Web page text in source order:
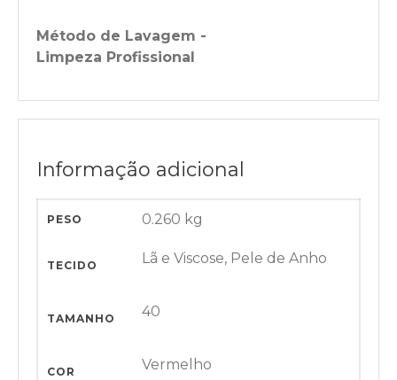
Método de Lavagem -
Limpeza Profissional
Informação adicional
PESO 0.260 kg
TECIDO Lã e Viscose, Pele de Anho
TAMANHO 40
COR Vermelho